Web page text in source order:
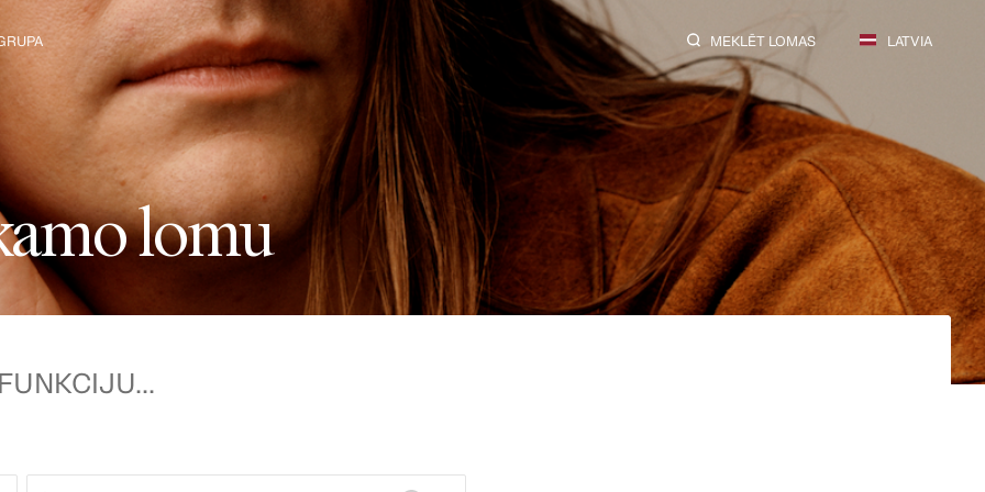
MEKLĒT LOMAS LATVIA
amolomu